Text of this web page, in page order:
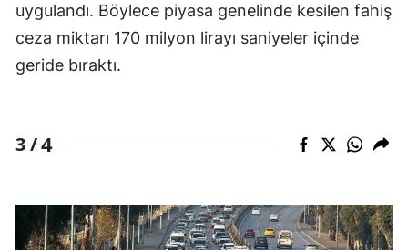
uygulandı. Böylece piyasa genelinde kesilen fahiş
ceza miktarı 170 milyon lirayı saniyeler içinde
geride bıraktı.
3 /4